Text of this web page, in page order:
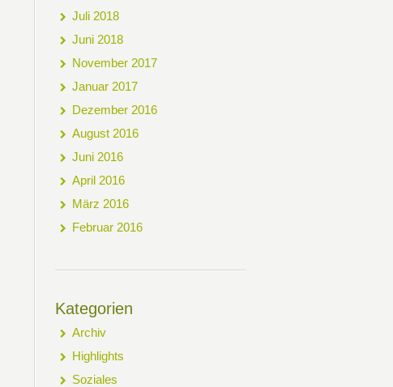
Juli 2018
Juni 2018
November 2017
Januar 2017
Dezember 2016
August 2016
Juni 2016
April 2016
März 2016
Februar 2016
Kategorien
Archiv
Highlights
Soziales